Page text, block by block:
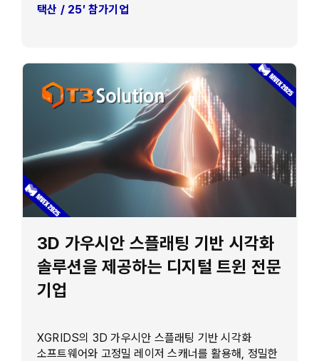
택산 / 25′ 참가기업
3D 가우시안 스플래팅 기반 시각화
솔루션을 제공하는 디지털 트윈 전문
기업
XGRIDS의 3D 가우시안 스플래팅 기반 시각화
소프트웨어와 고정밀 레이저 스캐너를 활용해, 정밀한